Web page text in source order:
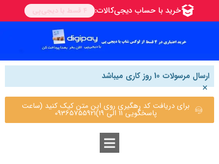
ارسال مرسولات 10 روز کاری میباشد
×
برای دریافت کد رهگیری روی این متن کیک کنید (ساعت
پاسخگویی 11 الی 19)09365755921